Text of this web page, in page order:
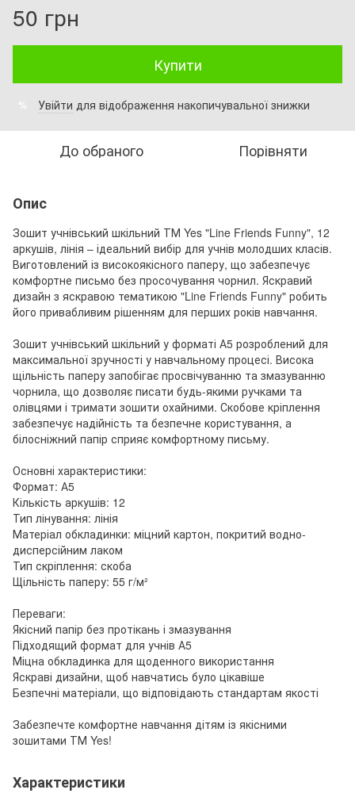
50 грн
Купити
% Увійти для відображення накопичувальної знижки
До обраного Порівняти
Опис
Зошит учнівський шкільний ТМ Yes "Line Friends Funny", 12
аркушів, лінія – ідеальний вибір для учнів молодших класів.
Виготовлений із високоякісного паперу, що забезпечує
комфортне письмо без просочування чорнил. Яскравий
дизайн з яскравою тематикою "Line Friends Funny" робить
його привабливим рішенням для перших років навчання.
Зошит учнівський шкільний у форматі А5 розроблений для
максимальної зручності у навчальному процесі. Висока
щільність паперу запобігає просвічуванню та змазуванню
чорнила, що дозволяє писати будь-якими ручками та
олівцями і тримати зошити охайними. Скобове кріплення
забезпечує надійність та безпечне користування, а
білосніжний папір сприяє комфортному письму.
Основні характеристики:
Формат: А5
Кількість аркушів: 12
Тип лінування: лінія
Матеріал обкладинки: міцний картон, покритий водно-
дисперсійним лаком
Тип скріплення: скоба
Щільність паперу: 55 г/м²
Переваги:
Якісний папір без протікань і змазування
Підходящий формат для учнів А5
Міцна обкладинка для щоденного використання
Яскраві дизайни, щоб навчатись було цікавіше
Безпечні матеріали, що відповідають стандартам якості
Забезпечте комфортне навчання дітям із якісними
зошитами ТМ Yes!
Характеристики